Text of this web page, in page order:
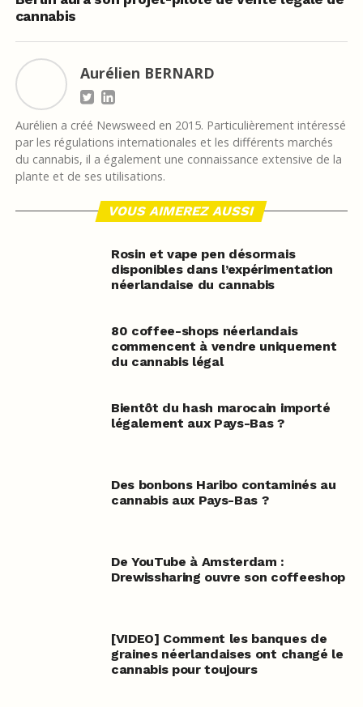
cannabis
Aurélien BERNARD
Aurélien a créé Newsweed en 2015. Particulièrement intéressé
par les régulations internationales et les différents marchés
du cannabis, il a également une connaissance extensive de la
plante et de ses utilisations.
VOUS AIMEREZ AUSSI
Rosin et vape pen désormais
disponibles dans l’expérimentation
néerlandaise du cannabis
80 coffee-shops néerlandais
commencent à vendre uniquement
du cannabis légal
Bientôt du hash marocain importé
légalement aux Pays-Bas ?
Des bonbons Haribo contaminés au
cannabis aux Pays-Bas ?
De YouTube à Amsterdam :
Drewissharing ouvre son coffeeshop
[VIDEO] Comment les banques de
graines néerlandaises ont changé le
cannabis pour toujours